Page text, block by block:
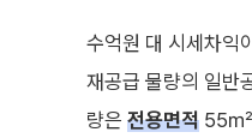
수억원 대 시세차익
재공급 물량의 일반
량은 전용면적 55㎡